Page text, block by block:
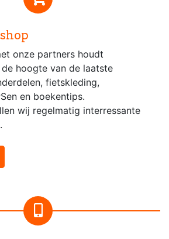
onze partners houdt
hoogte van de laatste
fietskleding,
en boekentips.
wij regelmatig interressante